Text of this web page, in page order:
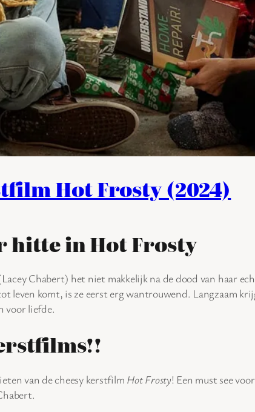
Hot Frosty (2024)
in Hot Frosty
Chabert) het niet makkelijk na de dood van haar
leven komt, is ze eerst erg wantrouwend. Langzaam
voor liefde.
van de cheesy kerstfilm Hot Frosty! Een must see